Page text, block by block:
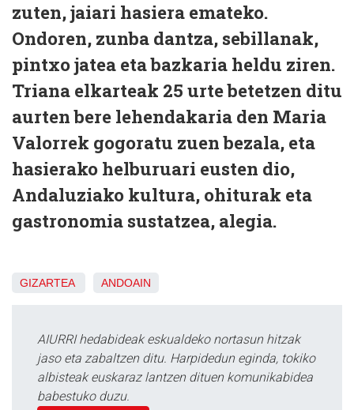
zuten, jaiari hasiera emateko.
Ondoren, zunba dantza, sebillanak,
pintxo jatea eta bazkaria heldu ziren.
Triana elkarteak 25 urte betetzen ditu
aurten bere lehendakaria den Maria
Valorrek gogoratu zuen bezala, eta
hasierako helburuari eusten dio,
Andaluziako kultura, ohiturak eta
gastronomia sustatzea, alegia.
GIZARTEA ANDOAIN
AIURRI hedabideak eskualdeko nortasun hitzak
jaso eta zabaltzen ditu. Harpidedun eginda, tokiko
albisteak euskaraz lantzen dituen komunikabidea
babestuko duzu.